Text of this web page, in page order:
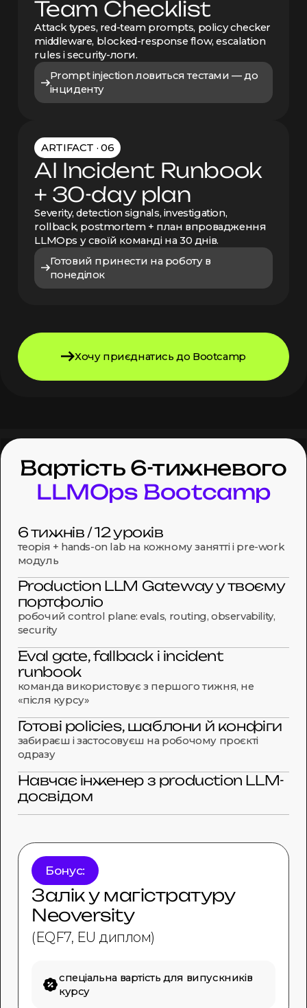
Team Checklist
Attack types, red-team prompts, policy checker
middleware, blocked-response flow, escalation
rules і security-логи.
Prompt injection ловиться тестами — до
інциденту
ARTIFACT · 06
AI Incident Runbook
+ 30-day plan
Severity, detection signals, investigation,
rollback, postmortem + план впровадження
LLMOps у своїй команді на 30 днів.
Готовий принести на роботу в
понеділок
Хочу приєднатись до Bootcamp
Вартість 6-тижневого
LLMOps Bootcamp
6 тижнів / 12 уроків
теорія + hands-on lab на кожному занятті і pre-work
модуль
Production LLM Gateway у твоєму
портфоліо
робочий control plane: evals, routing, observability,
security
Eval gate, fallback і incident
runbook
команда використовує з першого тижня, не
«після курсу»
Готові policies, шаблони й конфіги
забираєш і застосовуєш на робочому проєкті
одразу
Навчає інженер з production LLM-
досвідом
Бонус:
Залік у магістратуру
Neoversity
(EQF7, EU диплом)
спеціальна вартістьдля випускників
курсу